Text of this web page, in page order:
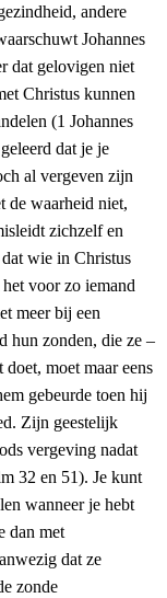
andere
Johannes
dat gelovigen niet
Christus kunnen
(1 Johannes
dat je je
al vergeven zijn
de waarheid niet,
zichzelf en
wie in Christus
voor zo iemand
meer bij een
hun zonden, die ze –
moet maar eens
gebeurde toen hij
Zijn geestelijk
vergeving nadat
32 en 51). Je kunt
wanneer je hebt
dan met
dat ze
zonde